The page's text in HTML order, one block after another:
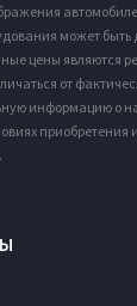
может быть
цены являются
от
информацию о
приобретения